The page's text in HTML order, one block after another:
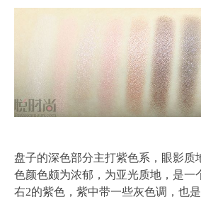
盘子的深色部分主打紫色系，眼影质
色颜色颇为浓郁，为亚光质地，是一
右2的紫色，紫中带一些灰色调，也